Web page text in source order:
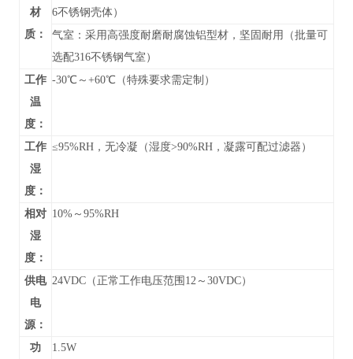
材
质：
6不锈钢壳体）
气室：采用高强度耐磨耐腐蚀铝型材，坚固耐用（批量可
选配316不锈钢气室）
工作
温
度：
-30℃～+60℃（特殊要求需定制）
工作
湿
度：
≤95%RH，无冷凝（湿度>90%RH，凝露可配过滤器）
相对
湿
度：
10%～95%RH
供电
电
源：
24VDC（正常工作电压范围12～30VDC）
功
1.5W